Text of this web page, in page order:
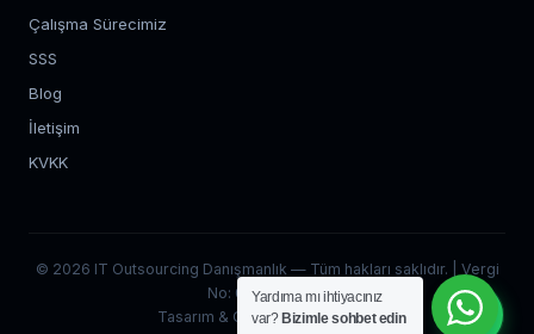
Çalışma Sürecimiz
SSS
Blog
İletişim
KVKK
© 2026 IT Outsourcing Danışmanlık — Tüm hakları saklıdır. | Vergi
No: 0012704520
Tasarım & Geliştirme:360 Soft
Yardıma mı ihtiyacınız
var? Bizimle sohbet edin